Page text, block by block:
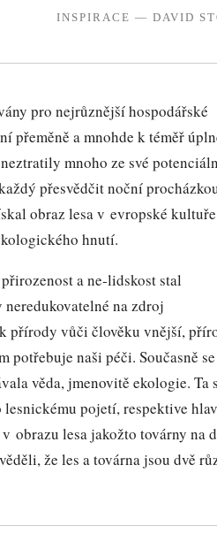
INSPIRACE — DAVID
pro nejrůznější hospodářské
přeměně a mnohde k téměř
mnoho ze své
přesvědčit noční
obraz lesa v evropské kultuře
hnutí.
a ne-lidskost stal
na zdroj
přírody vůči člověku vnější,
potřebuje naši péči. Současně se
věda, jmenovitě ekologie. Ta
pojetí, respektive
lesa jakožto továrny na
že les a továrna jsou dvě